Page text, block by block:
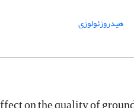
هیدروژئولوژی